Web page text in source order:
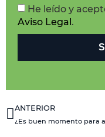
He leído y
Aviso Legal.
ANTERIOR